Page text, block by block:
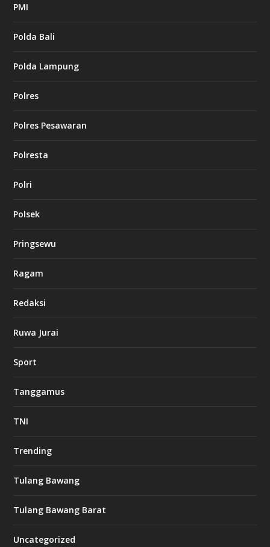
PMI
Polda Bali
Polda Lampung
Polres
Polres Pesawaran
Polresta
Polri
Polsek
Pringsewu
Ragam
Redaksi
Ruwa Jurai
Sport
Tanggamus
TNI
Trending
Tulang Bawang
Tulang Bawang Barat
Uncategorized